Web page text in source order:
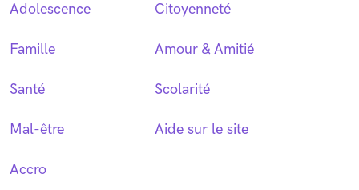
Adolescence
Famille
Santé
Mal-être
Accro
Citoyenneté
Amour & Amitié
Scolarité
Aide sur le site